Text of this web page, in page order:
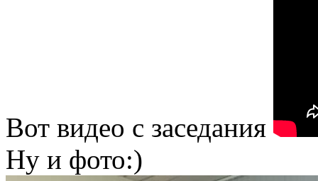
Вот видео с заседания
Ну и фото:)